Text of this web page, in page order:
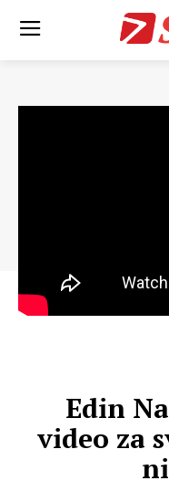
Edin
video za